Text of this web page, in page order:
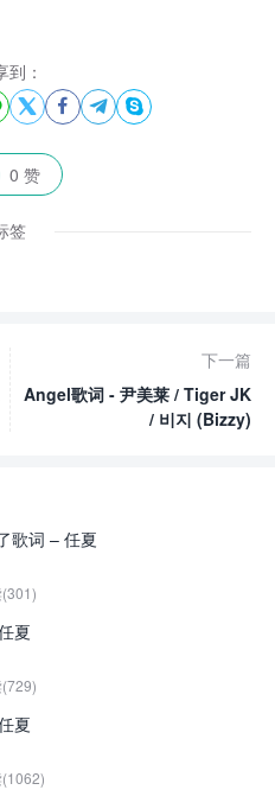
到：
   
0 赞
签
下一篇
Angel歌词 - 尹美莱 / Tiger JK
/ 비지 (Bizzy)
歌词 – 任夏
夏
夏